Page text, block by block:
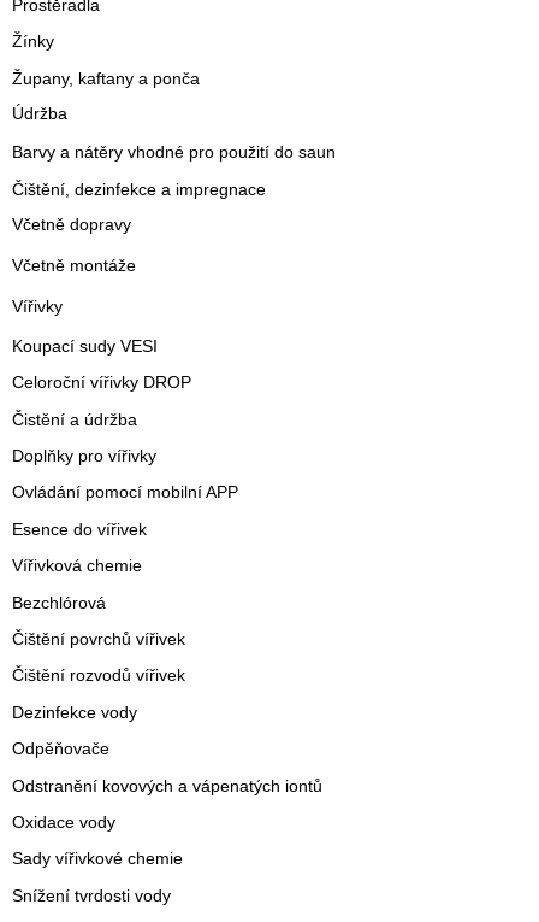
Prostěradla
Žínky
Župany, kaftany a ponča
Údržba
Barvy a nátěry vhodné pro použití do saun
Čištění, dezinfekce a impregnace
Včetně dopravy
Včetně montáže
Vířivky
Koupací sudy VESI
Celoroční vířivky DROP
Čistění a údržba
Doplňky pro vířivky
Ovládání pomocí mobilní APP
Esence do vířivek
Vířivková chemie
Bezchlórová
Čištění povrchů vířivek
Čištění rozvodů vířivek
Dezinfekce vody
Odpěňovače
Odstranění kovových a vápenatých iontů
Oxidace vody
Sady vířivkové chemie
Snížení tvrdosti vody